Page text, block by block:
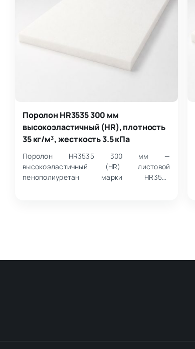
Поролон HR3535 300 мм
высокоэластичный (HR), плотность
35 кг/м³, жесткость 3.5 кПа
Поролон HR3535 300 мм —
высокоэластичный (HR) листовой
пенополиуретан марки HR3535